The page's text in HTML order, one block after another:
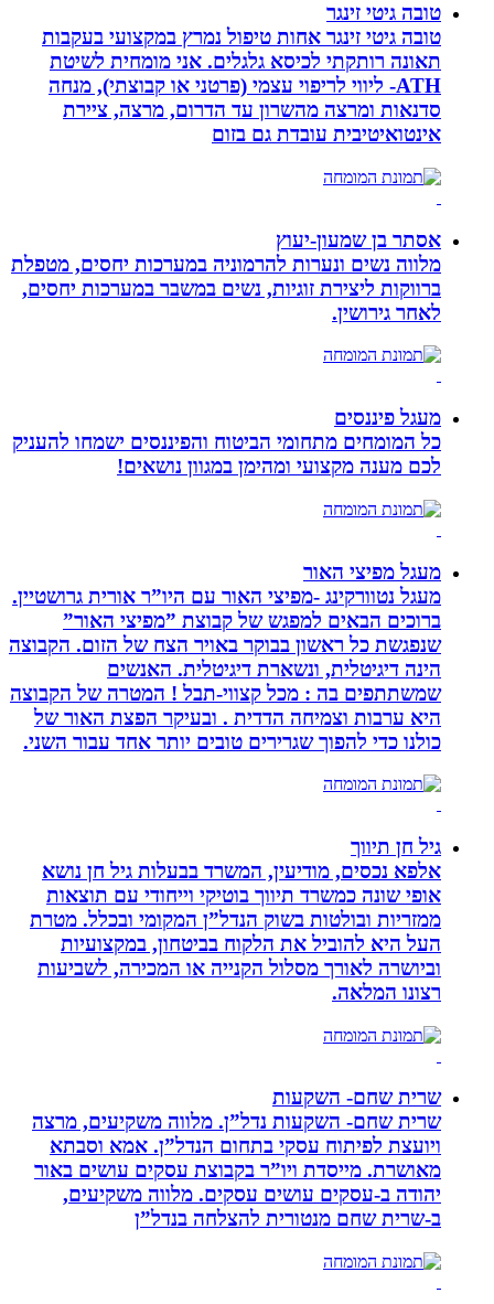
טובה גיטי זינגר
טובה גיטי זינגר אחות טיפול נמרץ במקצועי בעקבות
תאונה רותקתי לכיסא גלגלים. אני מומחית לשיטת
ATH- ליווי לריפוי עצמי (פרטני או קבוצתי), מנחה
סדנאות ומרצה מהשרון עד הדרום, מרצה, ציירת
אינטואיטיבית עובדת גם בזום
אסתר בן שמעון-יעוץ
מלווה נשים ונערות להרמוניה במערכות יחסים, מטפלת
ברווקות ליצירת זוגיות, נשים במשבר במערכות יחסים,
לאחר גירושין.
מעגל פיננסים
כל המומחים מתחומי הביטוח והפיננסים ישמחו להעניק
לכם מענה מקצועי ומהימן במגוון נושאים!
מעגל מפיצי האור
מעגל נטוורקינג -מפיצי האור עם היו”ר אורית גרושטיין.
ברוכים הבאים למפגש של קבוצת ”מפיצי האור”
שנפגשת כל ראשון בבוקר באויר הצח של הזום. הקבוצה
הינה דיגיטלית, ונשארת דיגיטלית. האנשים
שמשתתפים בה : מכל קצווי-תבל ! המטרה של הקבוצה
היא ערבות וצמיחה הדדית . ובעיקר הפצת האור של
כולנו כדי להפוך שגרירים טובים יותר אחד עבור השני.
גיל חן תיווך
אלפא נכסים, מודיעין, המשרד בבעלות גיל חן נושא
אופי שונה כמשרד תיווך בוטיקי וייחודי עם תוצאות
ממזריות ובולטות בשוק הנדל”ן המקומי ובכלל. מטרת
העל היא להוביל את הלקוח בביטחון, במקצועיות
וביושרה לאורך מסלול הקנייה או המכירה, לשביעות
רצונו המלאה.
שרית שחם- השקעות
שרית שחם- השקעות נדל”ן. מלווה משקיעים, מרצה
ויועצת לפיתוח עסקי בתחום הנדל”ן. אמא וסבתא
מאושרת. ‏מייסדת ויו”ר בקבוצת עסקים עושים באור
יהודה‏ ב-‏עסקים עושים עסקים‏. ‏מלווה משקיעים,
ב-‏שרית שחם מנטורית להצלחה בנדל”ן‏